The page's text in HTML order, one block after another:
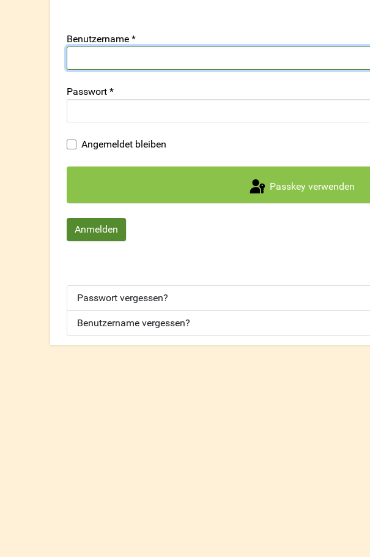
Benutzername *
Passwort *
Angemeldet bleiben
Passkey verwenden
Anmelden
Passwort vergessen?
Benutzername vergessen?